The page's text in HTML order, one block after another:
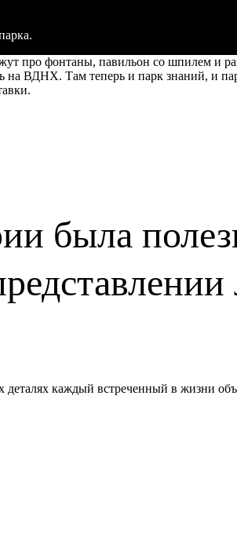
про фонтаны, павильон со шпилем и
на ВДНХ. Там теперь и парк знаний, и
была
каждый встреченный в жизни